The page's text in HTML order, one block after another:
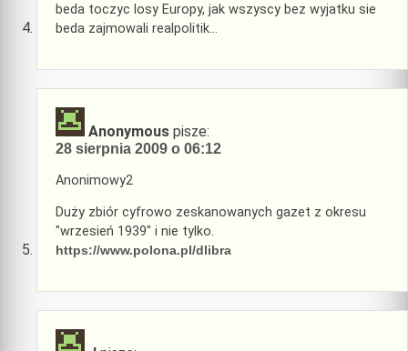
beda toczyc losy Europy, jak wszyscy bez wyjatku sie
beda zajmowali realpolitik…
Anonymous pisze:
28 sierpnia 2009 o 06:12
Anonimowy2
Duży zbiór cyfrowo zeskanowanych gazet z okresu
"wrzesień 1939" i nie tylko.
https://www.polona.pl/dlibra